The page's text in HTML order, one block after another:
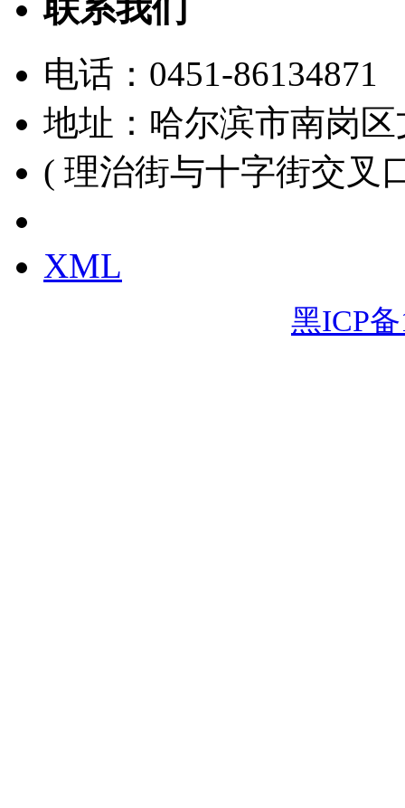
联系我们
电话： 0451-86134871
地址：哈尔滨市南岗
( 理治街与十字街交叉
XML
黑ICP备